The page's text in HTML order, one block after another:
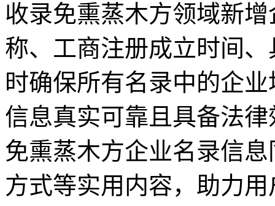
收录免熏蒸木方领域新
称、工商注册成立时间
时确保所有名录中的企
信息真实可靠且具备法律
免熏蒸木方企业名录信
方式等实用内容，助力